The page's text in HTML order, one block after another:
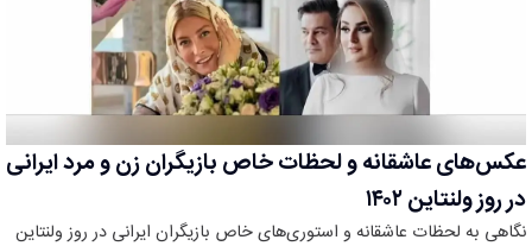
عکس‌های عاشقانه و لحظات خاص بازیگران زن و مرد ایرانی
در روز ولنتاین ۱۴۰۲
نگاهی به لحظات عاشقانه و استوری‌های خاص بازیگران ایرانی در روز ولنتاین